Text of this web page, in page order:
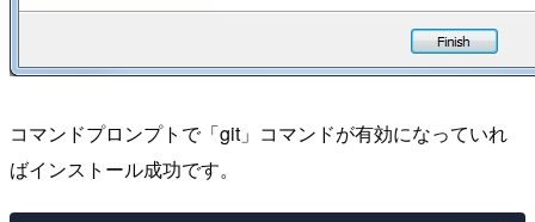
コマンドプロンプトで「git」コマンドが有効になっていれ
ばインストール成功です。